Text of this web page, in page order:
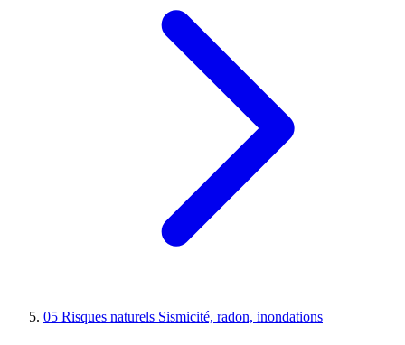
05 Risques naturels Sismicité, radon, inondations